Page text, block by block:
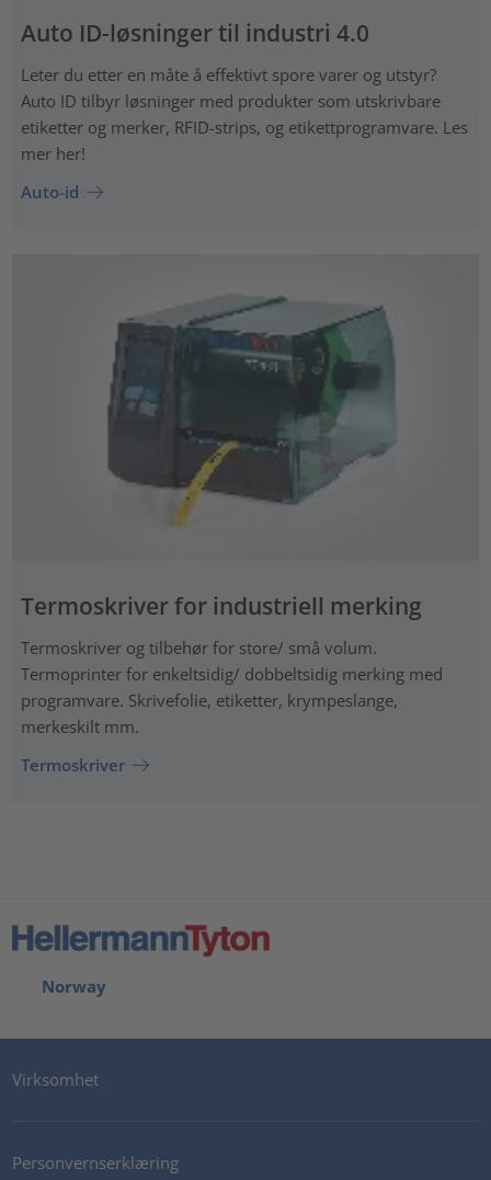
Auto ID-løsninger til industri 4.0
Leter du etter en måte å effektivt spore varer og utstyr?
Auto ID tilbyr løsninger med produkter som utskrivbare
etiketter og merker, RFID-strips, og etikettprogramvare. Les
mer her!
Auto-id
Termoskriver for industriell merking
Termoskriver og tilbehør for store/ små volum.
Termoprinter for enkeltsidig/ dobbeltsidig merking med
programvare. Skrivefolie, etiketter, krympeslange,
merkeskilt mm.
Termoskriver
Norway
Virksomhet
Personvernserklæring